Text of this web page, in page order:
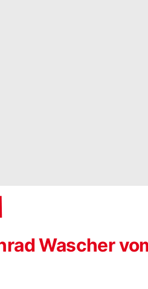
Wascher